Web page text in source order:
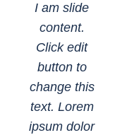
I am slide
content.
Click edit
button to
change this
text. Lorem
ipsum dolor